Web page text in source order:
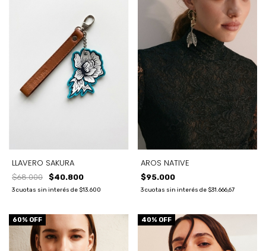
LLAVERO SAKURA
$68.000 $40.800
3cuotas sin interés de $13.600
AROS NATIVE
$95.000
3 cuotas sin interés de $31.666,67
60% OFF 40% OFF